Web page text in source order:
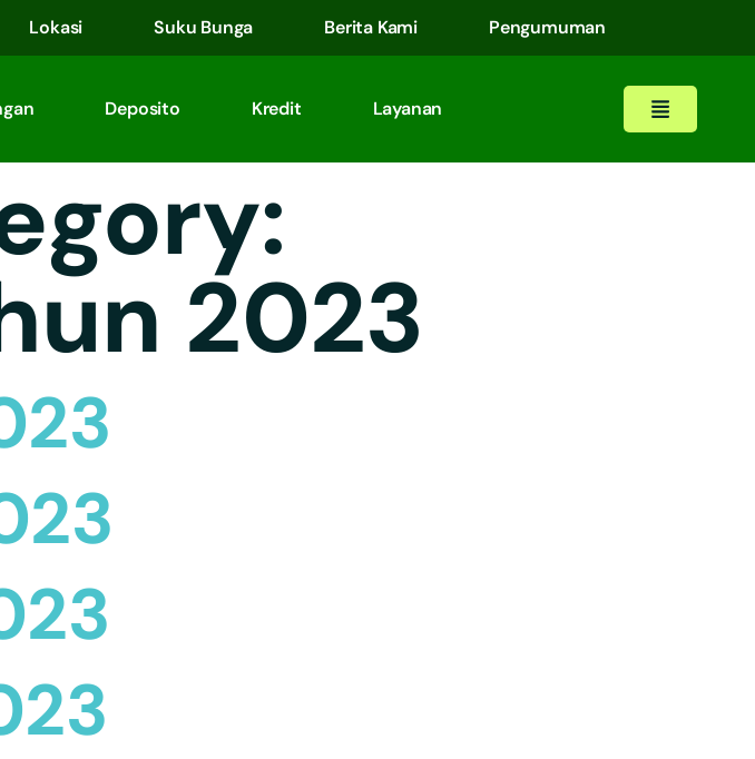
Lokasi Suku Bunga Berita Kami Pengumuman
Deposito Kredit Layanan
2023